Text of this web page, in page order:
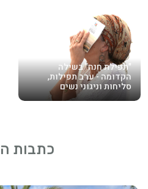
"תפילת חנה" בשילה
הקדומה - ערב תפילות,
סליחות וניגוני נשים
כתבות ה